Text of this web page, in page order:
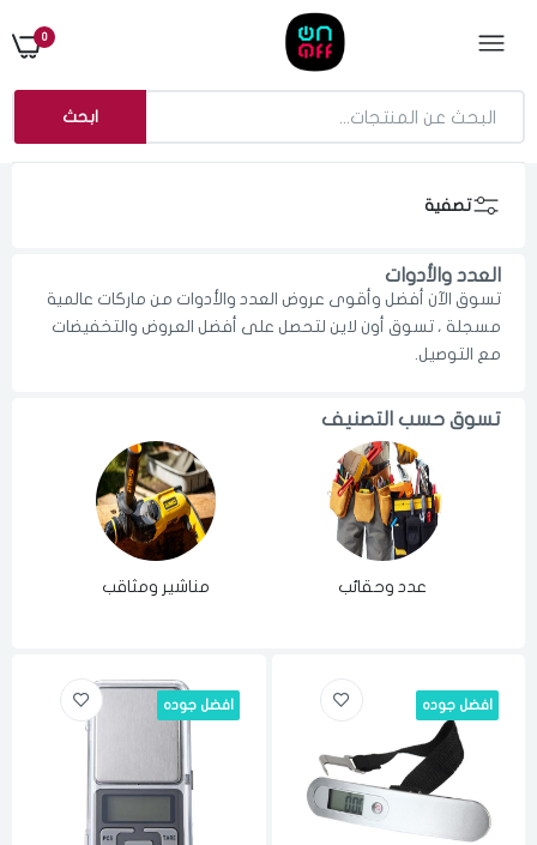
0
ابحث
تصفية
العدد والأدوات
تسوق الآن أفضل وأقوى عروض العدد والأدوات من ماركات عالمية
مسجلة ، تسوق أون لاين لتحصل على أفضل العروض والتخفيضات
مع التوصيل.
تسوق حسب التصنيف
عدد وحقائب مناشير ومثاقب
افضل جوده افضل جوده